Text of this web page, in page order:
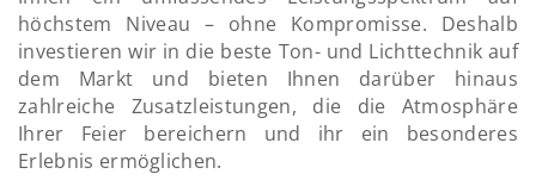
höchstem Niveau – ohne Kompromisse. Deshalb
investieren wir in die beste Ton- und Lichttechnik auf
dem Markt und bieten Ihnen darüber hinaus
zahlreiche Zusatzleistungen, die die Atmosphäre
Ihrer Feier bereichern und ihr ein besonderes
Erlebnis ermöglichen.